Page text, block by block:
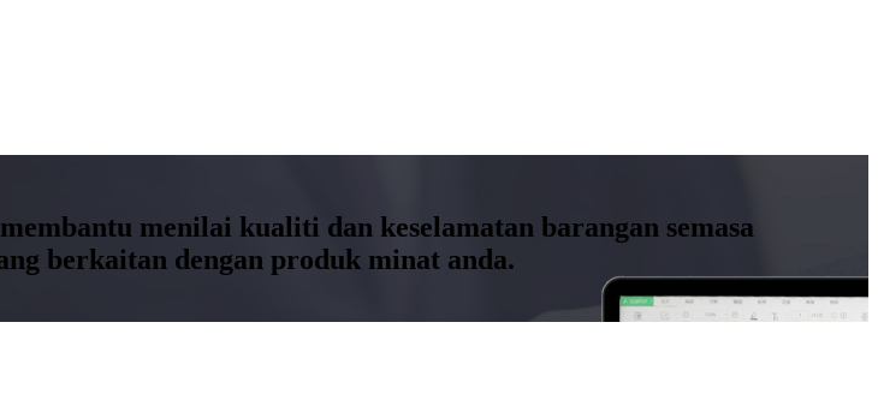
menilai kualiti dan keselamatan barangan semasa
berkaitan dengan produk minat anda.